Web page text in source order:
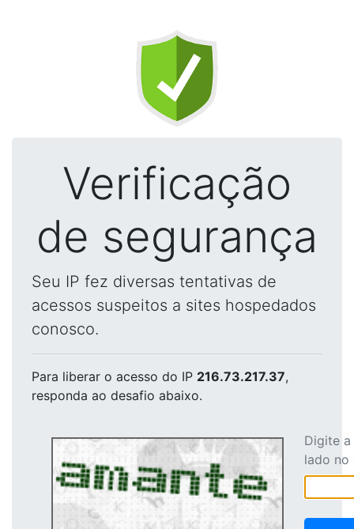
Verificação
de segurança
Seu IP fez diversas tentativas de
acessos suspeitos a sites hospedados
conosco.
Para liberar o acesso do IP 216.73.217.37,
responda ao desafio abaixo.
Digite
lado no